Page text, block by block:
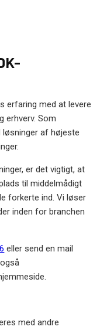
erfaring med at levere
erhverv. Som
af højeste
er det vigtigt, at
til middelmådigt
forkerte ind. Vi løser
inden for branchen
eller send en mail
med andre